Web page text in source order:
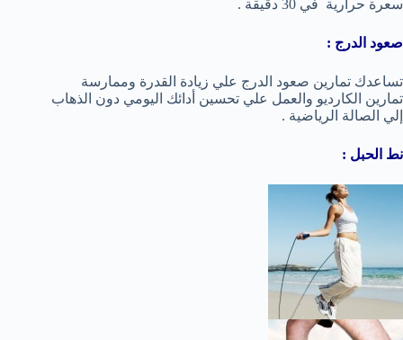
سعرة حرارية في 30 دقيقة .
صعود الدرج :
تساعدك تمارين صعود الدرج علي زيادة القدرة وممارسة
تمارين الكارديو والعمل علي تحسين أدائك اليومي دون الذهاب
إلي الصالة الرياضية .
نط الحبل :